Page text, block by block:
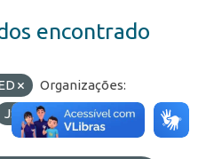
encontrado
Organizações:
JSON
API